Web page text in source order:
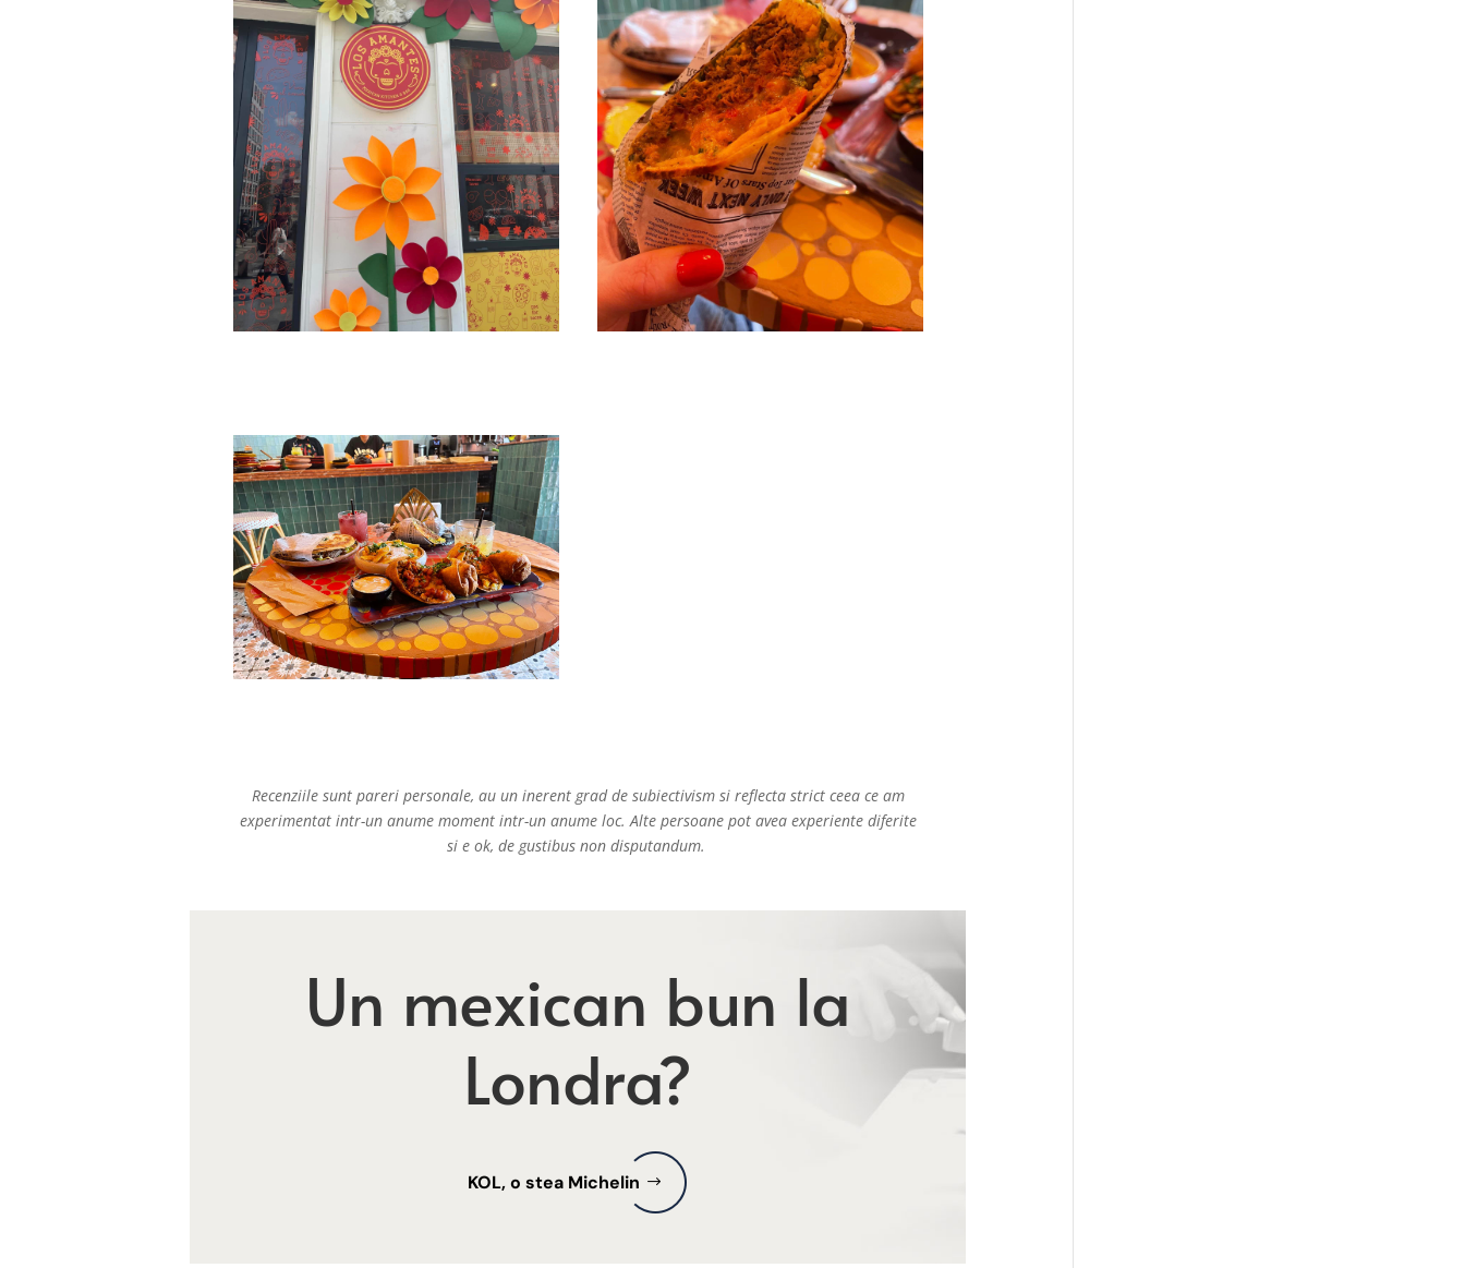
Recenziile sunt pareri personale, au un inerent grad de subiectivism si reflecta strict ceea ce am
experimentat intr-un anume moment intr-un anume loc. Alte persoane pot avea experiente diferite
si e ok, de gustibus non disputandum.
Un mexican bun la
Londra?
KOL, o stea Michelin